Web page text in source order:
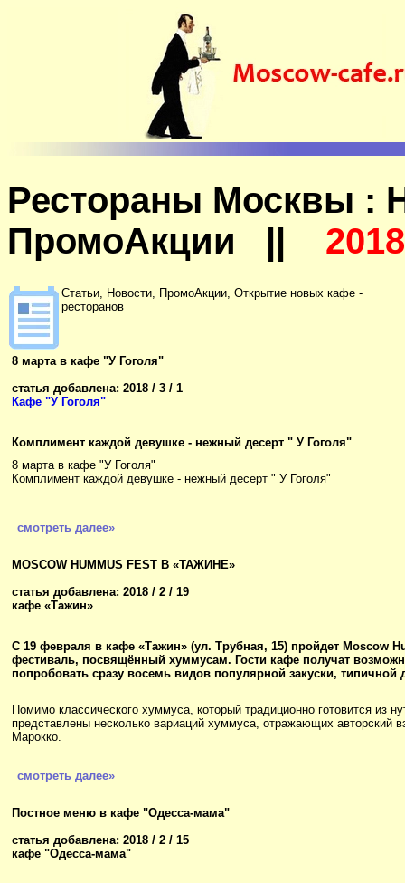
Рестораны Москвы :
ПромоАкции || 2018
Статьи, Новости, ПромоАкции, Открытие новых кафе -
ресторанов
8 марта в кафе "У Гоголя"
статья добавлена: 2018 / 3 / 1
Кафе "У Гоголя"
Комплимент каждой девушке - нежный десерт " У Гоголя"
8 марта в кафе "У Гоголя"
Комплимент каждой девушке - нежный десерт " У Гоголя"
смотреть далее»
MOSCOW HUMMUS FEST В «ТАЖИНЕ»
статья добавлена: 2018 / 2 / 19
кафе «Тажин»
С 19 февраля в кафе «Тажин» (ул. Трубная, 15) пройдет Moscow
фестиваль, посвящённый хуммусам. Гости кафе получат
попробовать сразу восемь видов популярной закуски, типичной
Помимо классического хуммуса, который традиционно готовится из
представлены несколько вариаций хуммуса, отражающих
Марокко.
смотреть далее»
Постное меню в кафе "Одесса-мама"
статья добавлена: 2018 / 2 / 15
кафе "Одесса-мама"